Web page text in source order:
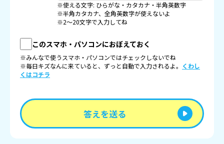
※使える文字: ひらがな・カタカナ・半角英数字
※半角カタカナ、全角英数字が使えないよ
※2〜20文字で入力してね
このスマホ・パソコンにおぼえておく
※みんなで使うスマホ・パソコンではチェックしないでね
※毎日キズなんに来ていると、ずっと自動で入力されるよ。 くわし
くはコチラ
答えを送る